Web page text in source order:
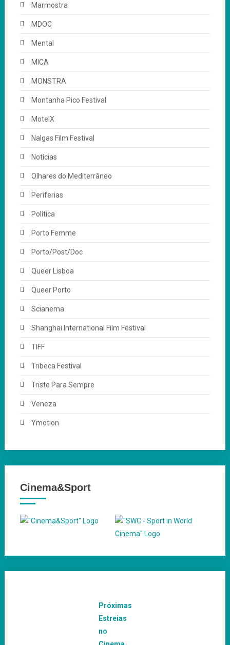
Marmostra
MDOC
Mental
MICA
MONSTRA
Montanha Pico Festival
MotelX
Nalgas Film Festival
Notícias
Olhares do Mediterrâneo
Periferias
Política
Porto Femme
Porto/Post/Doc
Queer Lisboa
Queer Porto
Scianema
Shanghai International Film Festival
TIFF
Tribeca Festival
Triste Para Sempre
Veneza
Ymotion
Cinema&Sport
Próximas
Estreias
no